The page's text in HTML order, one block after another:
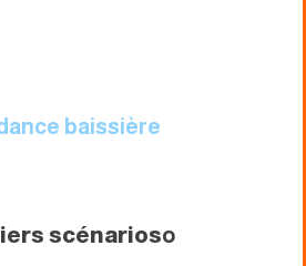
baissière
scénarioso